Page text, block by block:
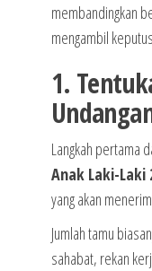
membandingkan
mengambil
1.
Langkah pertama
Anak Laki-Laki
yang akan
Jumlah tamu
sahabat, rekan